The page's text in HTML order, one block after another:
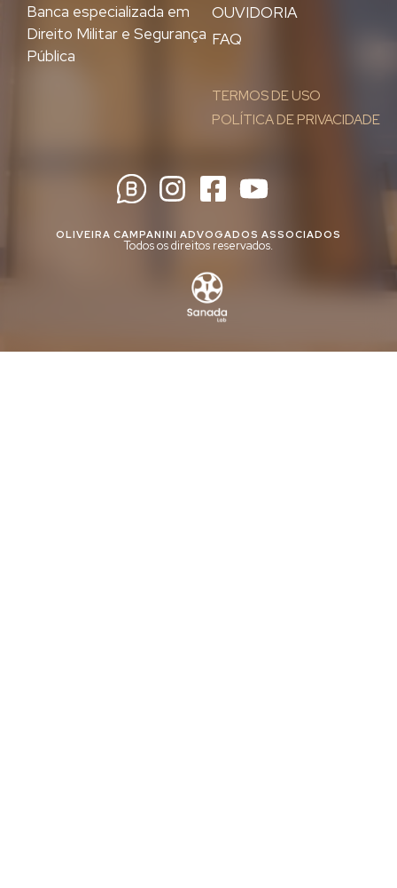
OUVIDORIA
FAQ
TERMOS DE USO
POLÍTICA DE PRIVACIDADE
Banca especializada em
Direito Militar e Segurança
Pública
OLIVEIRA CAMPANINI ADVOGADOS ASSOCIADOS
Todos os direitos reservados.